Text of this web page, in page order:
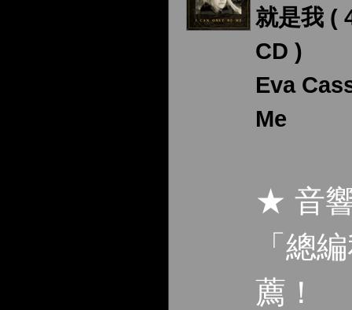
就是我 (
CD )
Eva
Me
★ 音
「總
薦！